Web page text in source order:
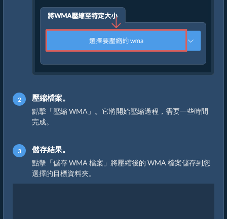
壓縮檔案。
點擊「壓縮 WMA」。它將開始壓縮過程，需要一些時間
完成。
儲存結果。
點擊「儲存 WMA 檔案」將壓縮後的 WMA 檔案儲存到您
選擇的目標資料夾。